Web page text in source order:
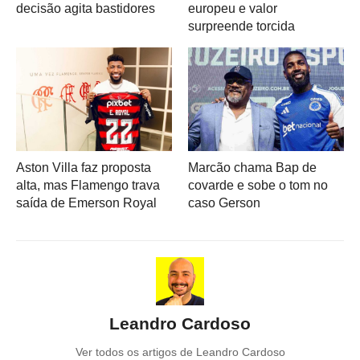
decisão agita bastidores
europeu e valor
surpreende torcida
Aston Villa faz proposta
alta, mas Flamengo trava
saída de Emerson Royal
Marcão chama Bap de
covarde e sobe o tom no
caso Gerson
Leandro Cardoso
Ver todos os artigos de Leandro Cardoso